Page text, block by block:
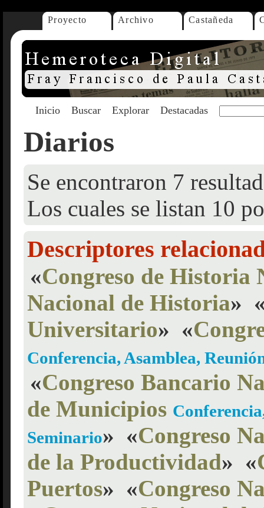
Proyecto Archivo Castañeda
Inicio Buscar Explorar Destacadas
Diarios
Se encontraron 7
Los cuales se listan 10
Descriptores
«Congreso de Historia
Nacional de Historia»
Universitario» «
Conferencia, Asamblea,
«Congreso Bancario
de Municipios
Seminario» «Congreso
de la Productividad» «
Puertos» «Congreso